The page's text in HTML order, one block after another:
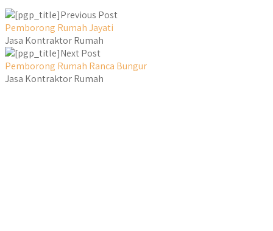
Previous Post
Pemborong Rumah Jayati
Jasa Kontraktor Rumah
Next Post
Pemborong Rumah Ranca Bungur
Jasa Kontraktor Rumah